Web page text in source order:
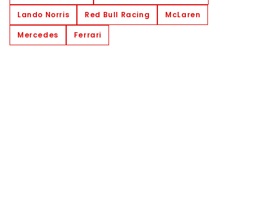
Lando Norris Red Bull Racing
McLaren
Mercedes
Ferrari